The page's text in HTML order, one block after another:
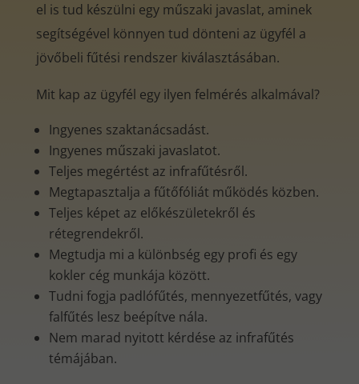
el is tud készülni egy műszaki javaslat, aminek
segítségével könnyen tud dönteni az ügyfél a
jövőbeli fűtési rendszer kiválasztásában.
Mit kap az ügyfél egy ilyen felmérés alkalmával?
Ingyenes szaktanácsadást.
Ingyenes műszaki javaslatot.
Teljes megértést az infrafűtésről.
Megtapasztalja a fűtőfóliát működés közben.
Teljes képet az előkészületekről és
rétegrendekről.
Megtudja mi a különbség egy profi és egy
kokler cég munkája között.
Tudni fogja padlófűtés, mennyezetfűtés, vagy
falfűtés lesz beépítve nála.
Nem marad nyitott kérdése az infrafűtés
témájában.